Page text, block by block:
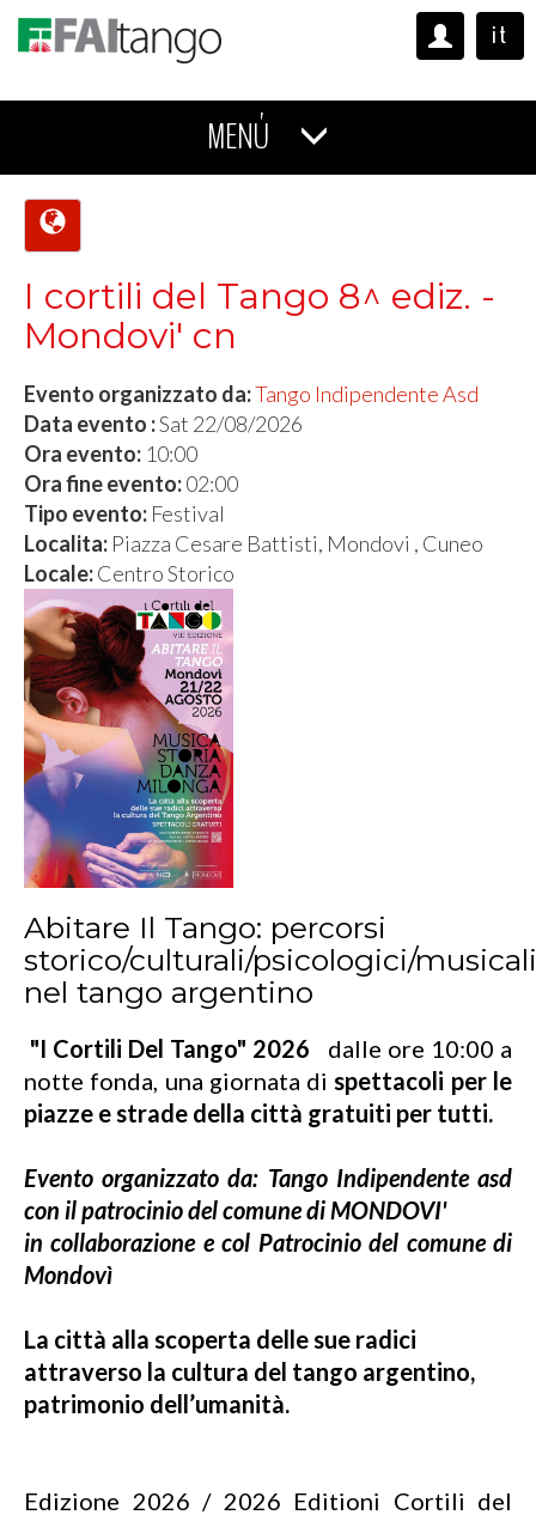
it
MENÚ
I cortili del Tango 8^ ediz. -
Mondovi' cn
Evento organizzato da:Tango Indipendente Asd
Data evento :Sat 22/08/2026
Ora evento: 10:00
Ora fine evento:02:00
Tipo evento: Festival
Localita: Piazza Cesare Battisti, Mondovi , Cuneo
Locale:Centro Storico
Abitare Il Tango: percorsi
storico/culturali/psicologici/musicali
nel tango argentino
"I Cortili Del Tango" 2026
dalle ore 10:00 a
notte fonda, una giornata dispettacoli per le
piazze e strade della città gratuiti per tutti.
Evento organizzato da: Tango Indipendente asd
con il patrocinio del comune di MONDOVI'
in collaborazione e col Patrocinio del comune di
Mondovì
La città alla scoperta delle sue radici
attraverso la cultura del tango argentino,
patrimonio dell’umanità.
Edizione 2026 / 2026 Editioni Cortili del